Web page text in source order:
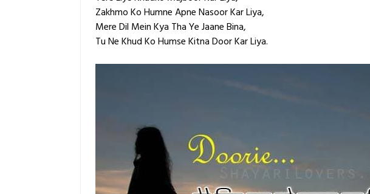
Zakhmo Ko Humne Apne Nasoor Kar Liya,
Mere Dil Mein Kya Tha Ye Jaane Bina,
Tu Ne Khud Ko Humse Kitna Door Kar Liya.